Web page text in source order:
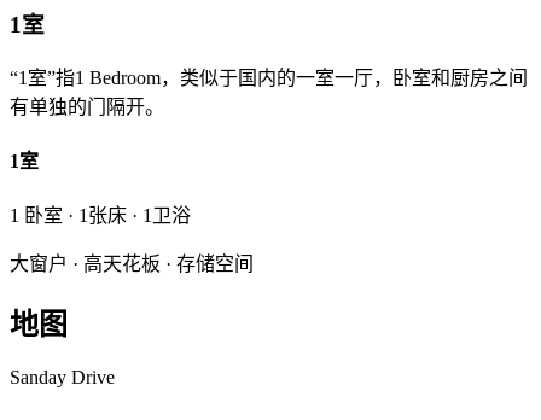
1室
“1室”指1 Bedroom，类似于国内的一室一厅，卧室和厨房之间
有单独的门隔开。
1室
1 卧室 · 1张床 · 1卫浴
大窗户 · 高天花板 · 存储空间
地图
Sanday Drive